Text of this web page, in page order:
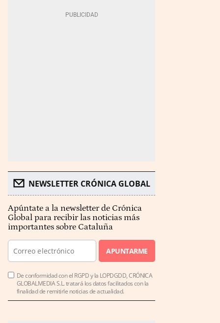
NEWSLETTER CRÓNICA GLOBAL
Apúntate a la newsletter de Crónica
Global para recibir las noticias más
importantes sobre Cataluña
APUNTARME
De conformidad con el RGPD y la LOPDGDD, CRÓNICA
GLOBALMEDIA S.L. tratará los datos facilitados con la
finalidad de remitirle noticias de actualidad.